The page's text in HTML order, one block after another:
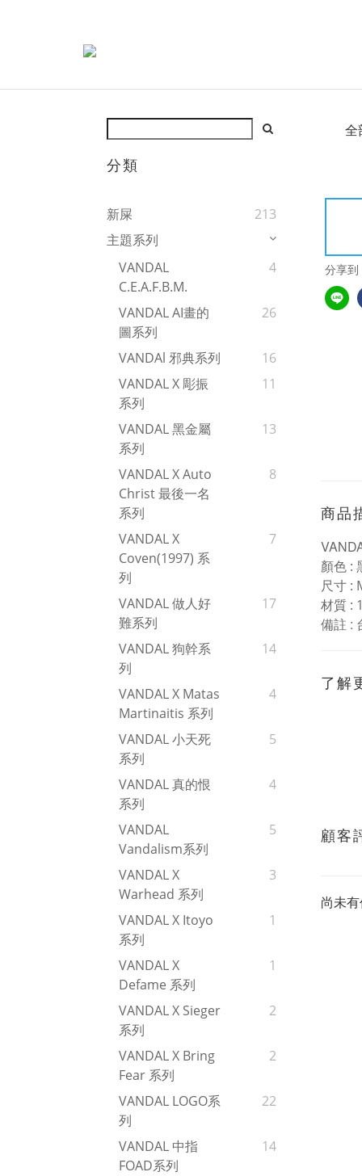
分類
新屎
213
主題系列
VANDAL
C.E.A.F.B.M.
4
VANDAL AI畫的
圖系列
26
VANDAl 邪典系列
16
VANDAL X 彫振
系列
11
VANDAL 黑金屬
系列
13
VANDAL X Auto
Christ 最後一名
系列
8
VANDAL X
Coven(1997) 系
列
7
VANDAL 做人好
難系列
17
VANDAL 狗幹系
列
14
VANDAL X Matas
Martinaitis 系列
4
VANDAL 小天死
系列
5
VANDAL 真的恨
系列
4
VANDAL
Vandalism系列
5
VANDAL X
Warhead 系列
3
VANDAL X Itoyo
系列
1
VANDAL X
Defame 系列
1
VANDAL X Sieger
系列
2
VANDAL X Bring
Fear 系列
2
VANDAL LOGO系
列
22
VANDAL 中指
FOAD系列
14
全
分享到
商品
顏色 :
尺寸 :
材質 :
備註 :
了解
顧客
尚未